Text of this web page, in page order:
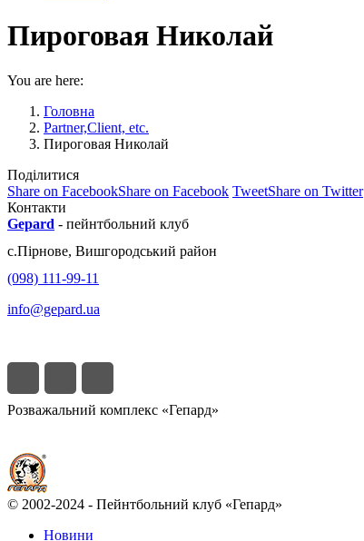
Пироговая Николай
You are here:
Головна
Partner,Client, etc.
Пироговая Николай
Поділитися
Share on FacebookShare on Facebook TweetShare on Twitter
Контакти
Gepard - пейнтбольний клуб
с.Пірнове, Вишгородський район
(098) 111-99-11
info@gepard.ua
Розважальний комплекс «Гепард»
© 2002-2024 - Пейнтбольний клуб «Гепард»
Новини